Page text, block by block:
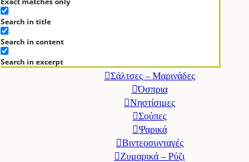
Search in title
Search in content
Search in excerpt
Σάλτσες – Μαρινάδες
Όσπρια
Νηστίσιμες
Σούπες
Ψαρικά
Βιντεοσυνταγές
Ζυμαρικά – Ρύζι